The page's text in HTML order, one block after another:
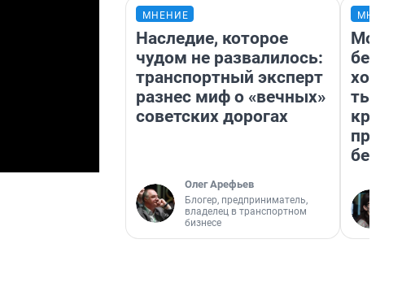
МНЕНИЕ
Наследие, которое
чудом не развалилось:
транспортный эксперт
разнес миф о «вечных»
советских дорогах
Олег Арефьев
Блогер, предприниматель,
владелец в транспортном
бизнесе
Мой